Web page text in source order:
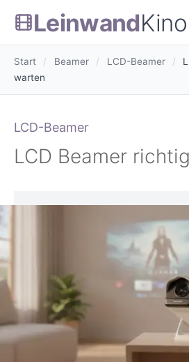
LeinwandKino
Start / Beamer / LCD-Beamer /
warten
LCD-Beamer
LCD Beamer